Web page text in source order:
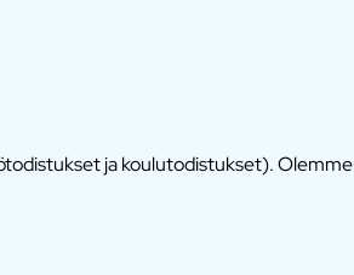
ja koulutodistukset). Olemme